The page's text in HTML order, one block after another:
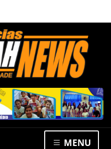
MENU